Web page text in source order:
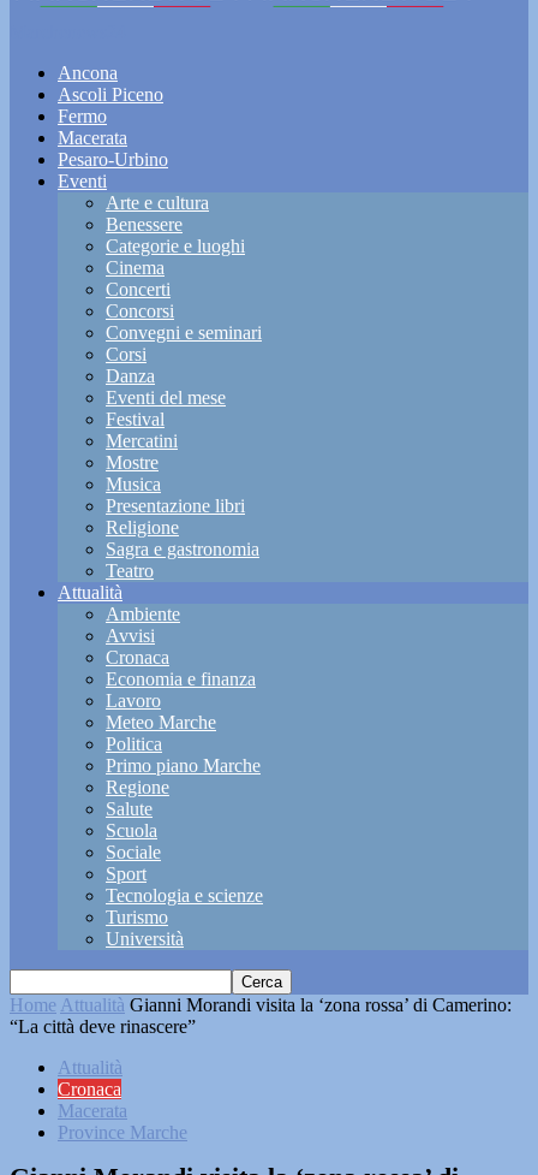
Ancona
Ascoli Piceno
Fermo
Macerata
Pesaro-Urbino
Eventi
Arte e cultura
Benessere
Categorie e luoghi
Cinema
Concerti
Concorsi
Convegni e seminari
Corsi
Danza
Eventi del mese
Festival
Mercatini
Mostre
Musica
Presentazione libri
Religione
Sagra e gastronomia
Teatro
Attualità
Ambiente
Avvisi
Cronaca
Economia e finanza
Lavoro
Meteo Marche
Politica
Primo piano Marche
Regione
Salute
Scuola
Sociale
Sport
Tecnologia e scienze
Turismo
Università
Home Attualità Gianni Morandi visita la ‘zona rossa’ di Camerino:
“La città deve rinascere”
Attualità
Cronaca
Macerata
Province Marche